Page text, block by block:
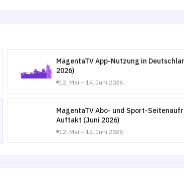
MagentaTV App-Nutzung in
2026)
12. Mai – 14. Juni 2026
MagentaTV Abo- und Sport-
Auftakt (Juni 2026)
12. Mai – 14. Juni 2026